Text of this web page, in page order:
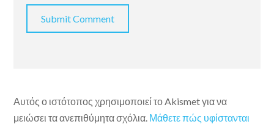
Αυτός ο ιστότοπος χρησιμοποιεί το Akismet για να
μειώσει τα ανεπιθύμητα σχόλια. Μάθετε πώς υφίστανται